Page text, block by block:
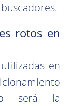
rotos en
en
será la